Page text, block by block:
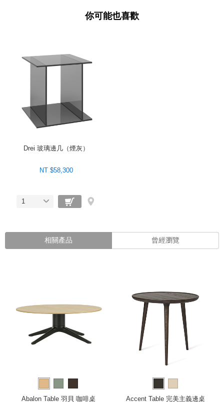
你可能也喜歡
Drei 玻璃邊几（煙灰）
NT $58,300
1
相關產品 曾經瀏覽
Abalon Table 羽貝 咖啡桌 Accent Table 完美主義邊桌